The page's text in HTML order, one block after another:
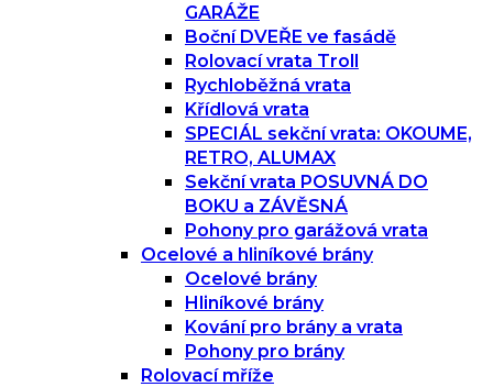
GARÁŽE
Boční DVEŘE ve fasádě
Rolovací vrata Troll
Rychloběžná vrata
Křídlová vrata
SPECIÁL sekční vrata: OKOUME,
RETRO, ALUMAX
Sekční vrata POSUVNÁ DO
BOKU a ZÁVĚSNÁ
Pohony pro garážová vrata
Ocelové a hliníkové brány
Ocelové brány
Hliníkové brány
Kování pro brány a vrata
Pohony pro brány
Rolovací mříže